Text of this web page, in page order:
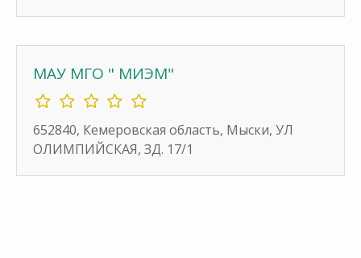
МАУ МГО " МИЭМ"
652840, Кемеровская область, Мыски, УЛ
ОЛИМПИЙСКАЯ, ЗД. 17/1